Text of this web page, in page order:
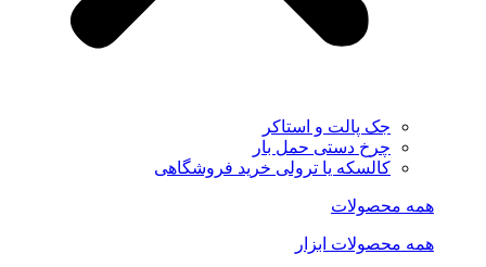
جک پالت و استاکر
چرخ دستی حمل بار
کالسکه یا ترولی خرید فروشگاهی
همه محصولات
همه محصولات ابزار